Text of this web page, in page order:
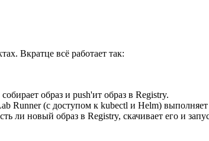
Вкратце всё работает так:
образ и push'ит образ в Registry.
Runner (с доступом к kubectl и Helm) выполняет
ли новый образ в Registry, скачивает его и